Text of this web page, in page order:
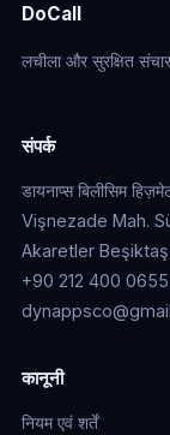
DoCall
लचीला और सुरक्षित
संपर्क
डायनाप्स बिलीसिम
Vişnezade Mah.
Akaretler
+90 212 400 0655
कानूनी
नियम एवं शर्तें